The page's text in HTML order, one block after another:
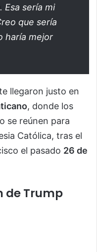
Esa sería mi
que sería
haría mejor
llegaron justo en
, donde los
se reúnen para
Católica, tras el
el pasado 26 de
de Trump